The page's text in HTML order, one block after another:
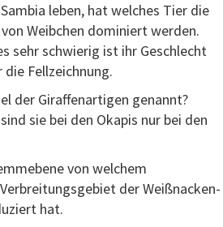
leben, hat welches Tier die
Weibchen dominiert werden.
sehr schwierig ist ihr Geschlecht
Fellzeichnung.
der Giraffenartigen genannt?
sie bei den Okapis nur bei den
von welchem
der Weißnacken-
hat.